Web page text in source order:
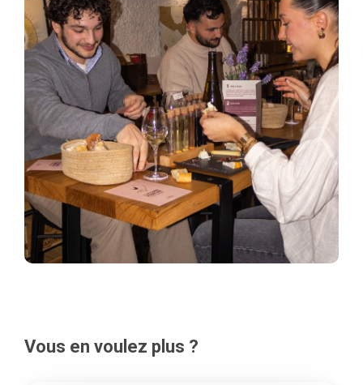
Vous en voulez plus ?